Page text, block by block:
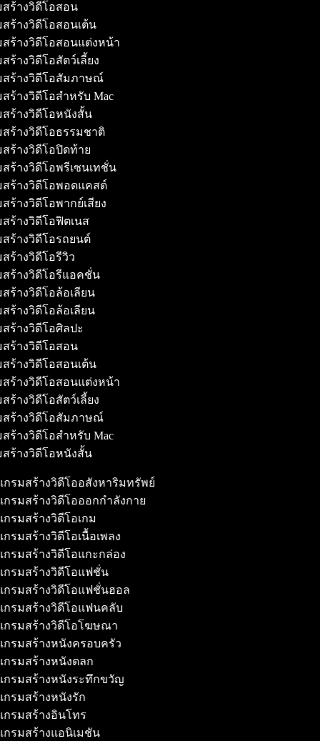
สร้างวิดีโอสอน
สร้างวิดีโอสอนเต้น
สร้างวิดีโอสอนแต่งหน้า
สร้างวิดีโอสัตว์เลี้ยง
สร้างวิดีโอสัมภาษณ์
สร้างวิดีโอสำหรับ Mac
สร้างวิดีโอหนังสั้น
สร้างวิดีโอธรรมชาติ
สร้างวิดีโอปิดท้าย
สร้างวิดีโอพรีเซนเทชั่น
สร้างวิดีโอพอดแคสต์
สร้างวิดีโอพากย์เสียง
สร้างวิดีโอฟิตเนส
สร้างวิดีโอรถยนต์
สร้างวิดีโอรีวิว
สร้างวิดีโอรีแอคชั่น
สร้างวิดีโอล้อเลียน
สร้างวิดีโอล้อเลียน
สร้างวิดีโอศิลปะ
สร้างวิดีโอสอน
สร้างวิดีโอสอนเต้น
สร้างวิดีโอสอนแต่งหน้า
สร้างวิดีโอสัตว์เลี้ยง
สร้างวิดีโอสัมภาษณ์
สร้างวิดีโอสำหรับ Mac
สร้างวิดีโอหนังสั้น
รมสร้างวิดีโออสังหาริมทรัพย์
รมสร้างวิดีโอออกกำลังกาย
รมสร้างวิดีโอเกม
รมสร้างวิดีโอเนื้อเพลง
รมสร้างวิดีโอแกะกล่อง
รมสร้างวิดีโอแฟชั่น
รมสร้างวิดีโอแฟชั่นฮอล
รมสร้างวิดีโอแฟนคลับ
รมสร้างวิดีโอโฆษณา
รมสร้างหนังครอบครัว
รมสร้างหนังตลก
รมสร้างหนังระทึกขวัญ
รมสร้างหนังรัก
รมสร้างอินโทร
รมสร้างแอนิเมชัน